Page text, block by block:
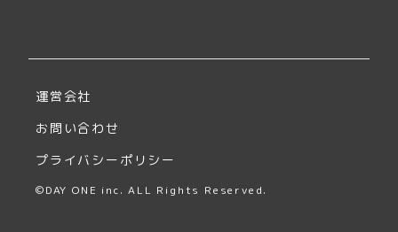
運営会社
お問い合わせ
プライバシーポリシー
©DAY ONE inc. ALL Rights Reserved.